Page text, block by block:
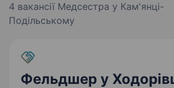
4 вакансії Медсестра у Кам'янці-
Подільському
Фельдшер у